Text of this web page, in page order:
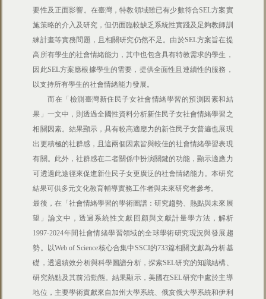
要性及正面影響。在臺灣，特教領域雖已有少數符合SEL方案實
施策略的介入及研究，但仍面臨較缺乏系統性實踐及足夠教師訓
練計畫等實務問題，且相關研究仍然不足。由於SEL方案旨在提
高所有學生的社會情緒能力，其中也包含具有特教需求的學生，
因此SEL方案應根據學生的需要，提供全面性且連續性的服務，
以支持所有學生的社會情緒能力發展。
而在「檢測臺灣新住民子女社會情緒學習的預測因素和結
果」一文中，則透過全國性資料分析新住民子女社會情緒學習之
相關因素。結果顯示，具有較高適應力的新住民子女普遍也展現
出更積極的社群感，且這兩個因素皆與較佳的社會情緒學習表現
有關。此外，社群感在二者關係中扮演關鍵的功能，顯示適應力
可透過此途徑來促進新住民子女更廣泛的社會情緒能力。本研究
結果可供多元文化教育輔導實務工作者與未來研究者參考。
最後，在「社會情緒學習的學術圖譜：研究趨勢、熱點與未來展
望」論文中，透過系統性文獻回顧與文獻計量學方法，解析
1997-2024年間社會情緒學習領域的全球學術研究現況與發展趨
勢。以Web of Science核心合集中SSCI的733篇相關文獻為分析基
礎，透過績效分析與科學圖譜分析，探索SEL研究的知識結構、
研究熱點及其前沿動態。結果顯示，美國在SEL研究中處於主導
地位，主要學術貢獻來自加州大學系統、俄亥俄大學系統和伊利